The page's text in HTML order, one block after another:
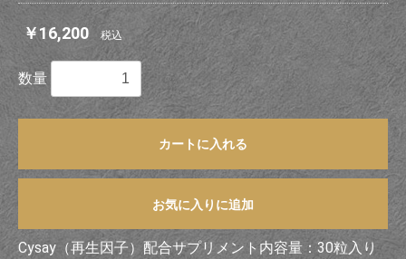
￥16,200 税込
数量
カートに入れる
お気に入りに追加
Cysay（再生因子）配合サプリメント内容量：30粒入り